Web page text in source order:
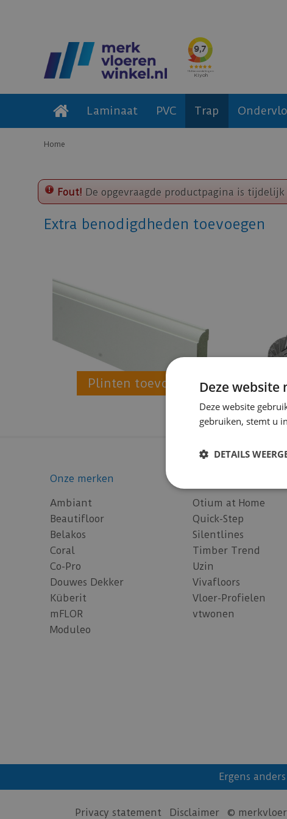
Home
Laminaat PVC Trap
Fout! De opgevraagde productpagina is
Extra benodigdheden toevoegen
Plinten toevoegen
Onze merken
Ambiant
Beautifloor
Belakos
Coral
Co-Pro
Douwes Dekker
Küberit
mFLOR
Moduleo
Otium at Home
Quick-Step
Silentlines
Timber Trend
Uzin
Vivafloors
Vloer-Profielen
vtwonen
Ergens
Privacy statement Disclaimer ©
Deze website
Deze website
gebruiken, stemt u
DETAILS